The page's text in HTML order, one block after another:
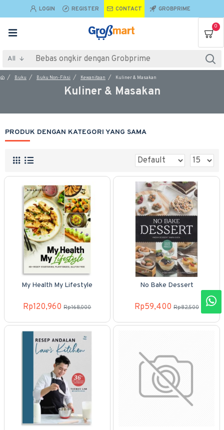
LOGIN REGISTER CONTACT GROBPRIME
0
All
Buku Buku Non-Fiksi Kewanitaan Kuliner & Masakan
Kuliner & Masakan
PRODUK DENGAN KATEGORI YANG SAMA
My Health My Lifestyle
Rp120,960 Rp168,000
No Bake Dessert
Rp59,400 Rp82,500